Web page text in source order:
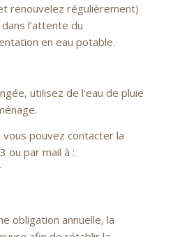
renouvelez régulièrement)
l’attente du
en eau potable.
utilisez de l’eau de pluie
vous pouvez contacter la
ou par mail à :
obligation annuelle, la